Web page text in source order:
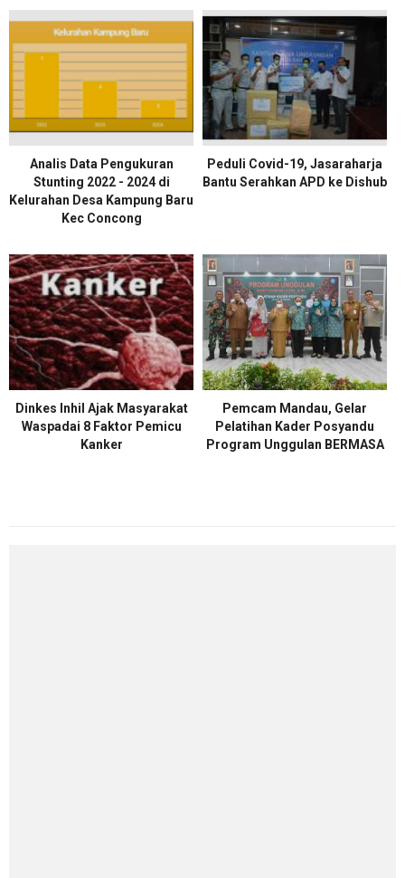
Analis Data Pengukuran
Stunting 2022 - 2024 di
Kelurahan Desa Kampung Baru
Kec Concong
Peduli Covid-19, Jasaraharja
Bantu Serahkan APD ke Dishub
Dinkes Inhil Ajak Masyarakat
Waspadai 8 Faktor Pemicu
Kanker
Pemcam Mandau, Gelar
Pelatihan Kader Posyandu
Program Unggulan BERMASA